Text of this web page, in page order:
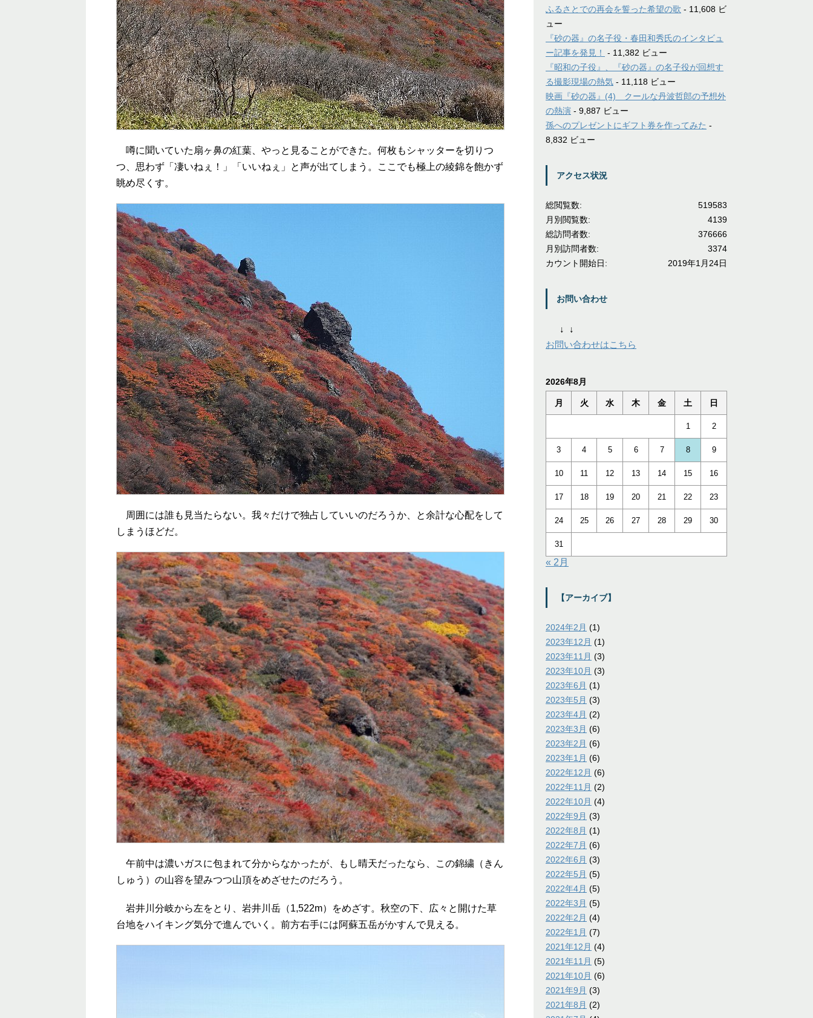
噂に聞いていた扇ヶ鼻の紅葉、やっと見ることができた。何枚もシャッターを切りつ
つ、思わず「凄いねぇ！」「いいねぇ」と声が出てしまう。ここでも極上の綾錦を飽かず
眺め尽くす。
周囲には誰も見当たらない。我々だけで独占していいのだろうか、と余計な心配をして
しまうほどだ。
午前中は濃いガスに包まれて分からなかったが、もし晴天だったなら、この錦繍（きん
しゅう）の山容を望みつつ山頂をめざせたのだろう。
岩井川分岐から左をとり、岩井川岳（1,522m）をめざす。秋空の下、広々と開けた草
台地をハイキング気分で進んでいく。前方右手には阿蘇五岳がかすんで見える。
ふるさとでの再会を誓った希望の歌 - 11,608 ビ
ュー
『砂の器』の名子役・春田和秀氏のインタビュ
ー記事を発見！
- 11,382 ビュー
『昭和の子役』、『砂の器』の名子役が回想す
る撮影現場の熱気 - 11,118 ビュー
映画『砂の器』(4) クールな丹波哲郎の予想外
の熱演 - 9,887 ビュー
孫へのプレゼントにギフト券を作ってみた -
8,832 ビュー
アクセス状況
519583
総閲覧数:
4139
月別閲覧数:
376666
総訪問者数:
3374
月別訪問者数:
2019年1月24日
カウント開始日:
お問い合わせ
↓
↓
お問い合わせはこちら
2026年8月
月 火 水 木 金 土 日
1 2
3 4 5 6 7 8 9
10 11 12 13 14 15 16
17 18 19 20 21 22 23
24 25 26 27 28 29 30
31
« 2月
【アーカイブ】
2024年2月 (1)
2023年12月 (1)
2023年11月 (3)
2023年10月 (3)
2023年6月 (1)
2023年5月 (3)
2023年4月 (2)
2023年3月 (6)
2023年2月 (6)
2023年1月 (6)
2022年12月 (6)
2022年11月 (2)
2022年10月 (4)
2022年9月 (3)
2022年8月 (1)
2022年7月 (6)
2022年6月 (3)
2022年5月 (5)
2022年4月 (5)
2022年3月 (5)
2022年2月 (4)
2022年1月 (7)
2021年12月 (4)
2021年11月 (5)
2021年10月 (6)
2021年9月 (3)
2021年8月 (2)